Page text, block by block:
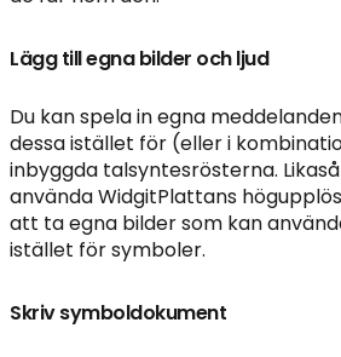
Lägg till egna bilder och ljud
Du kan spela in egna
dessa istället för (eller i
inbyggda talsyntesrösterna.
använda WidgitPlattans
att ta egna bilder som kan
istället för symboler.
Skriv symboldokument